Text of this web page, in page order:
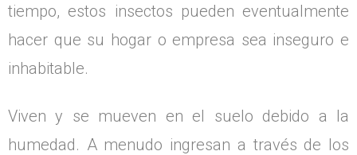
tiempo, estos insectos pueden eventualmente
hacer que su hogar o empresa sea inseguro e
inhabitable.
Viven y se mueven en el suelo debido a la
humedad. A menudo ingresan a través de los